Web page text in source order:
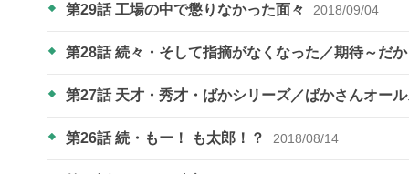
第29話 工場の中で懲りなかった面々 2018/09/04
第28話 続々・そして指摘がなくなった／期待～だ
第27話 天才・秀才・ばかシリーズ／ばかさんオー
第26話 続・もー！ も太郎！？ 2018/08/14